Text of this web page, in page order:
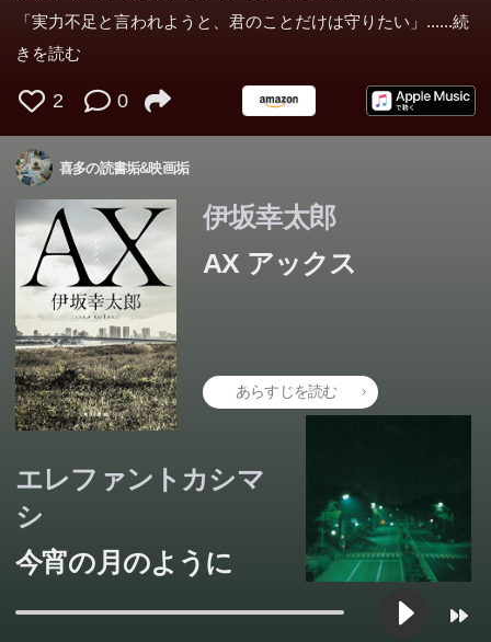
「実力不足と言われようと、君のことだけは守りたい」......続
きを読む
2 0
喜多の読書垢&映画垢
伊坂幸太郎
AX アックス
あらすじを読む
エレファントカシマ
シ
今宵の月のように